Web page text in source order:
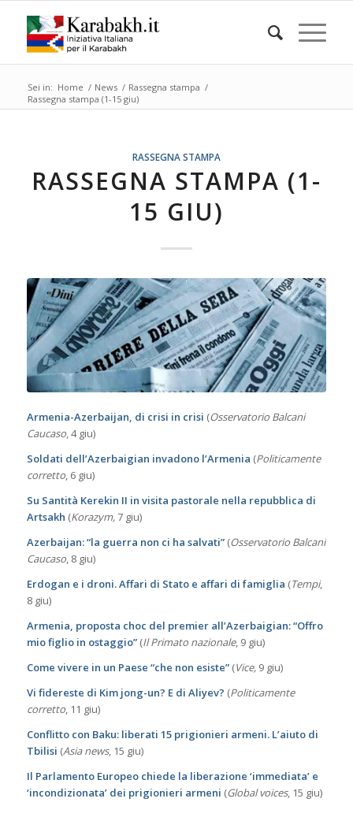
Sei in: Home / News / Rassegna stampa /
Rassegna stampa (1-15 giu)
RASSEGNA STAMPA
RASSEGNA STAMPA (1-
15 GIU)
Armenia-Azerbaijan, di crisi in crisi (Osservatorio Balcani
Caucaso, 4 giu)
Soldati dell’Azerbaigian invadono l’Armenia (Politicamente
corretto, 6 giu)
Su Santità Kerekin II in visita pastorale nella repubblica di
Artsakh (Korazym,7 giu)
Azerbaijan: “la guerra non ci ha salvati” (Osservatorio Balcani
Caucaso, 8 giu)
Erdogan e i droni. Affari di Stato e affari di famiglia (Tempi,
8 giu)
Armenia, proposta choc del premier all’Azerbaigian: “Offro
mio figlio in ostaggio”(Il Primato nazionale, 9 giu)
Come vivere in un Paese “che non esiste”(Vice, 9 giu)
Vi fidereste di Kim jong-un? E di Aliyev? (Politicamente
corretto, 11 giu)
Conflitto con Baku: liberati 15 prigionieri armeni. L’aiuto di
Tbilisi (Asia news, 15 giu)
Il Parlamento Europeo chiede la liberazione ‘immediata’ e
‘incondizionata’ dei prigionieri armeni (Global voices, 15 giu)